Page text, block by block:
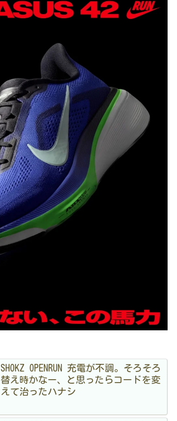
SHOKZ OPENRUN 充電が不調。そろそろ
替え時かなー、と思ったらコードを変
えて治ったハナシ